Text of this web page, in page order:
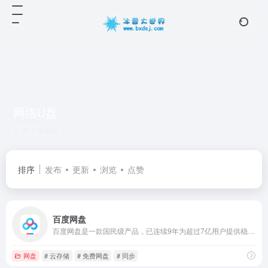
排序 发布 更新 浏览 点赞
百度网盘
网盘 # 云存储 # 免费网盘 # 同步